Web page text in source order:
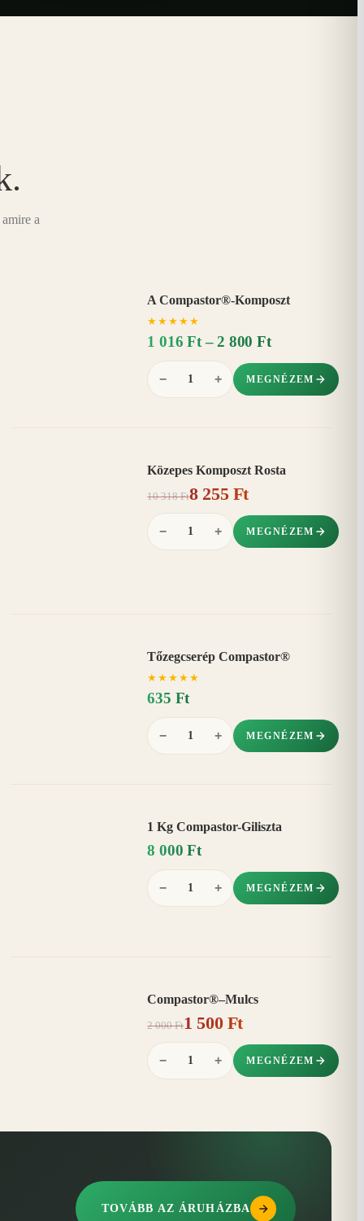
a
A Compastor®-Komposzt
★ ★ ★ ★ ★
1 016 Ft – 2 800 Ft
− + MEGNÉZEM
Közepes Komposzt Rosta
10 318 Ft8 255 Ft
− + MEGNÉZEM
Tőzegcserép Compastor®
★ ★ ★ ★ ★
635 Ft
− + MEGNÉZEM
1 Kg Compastor-Giliszta
8 000 Ft
− + MEGNÉZEM
Compastor®–Mulcs
2 000 Ft1 500 Ft
− + MEGNÉZEM
TOVÁBB AZ ÁRUHÁZBA